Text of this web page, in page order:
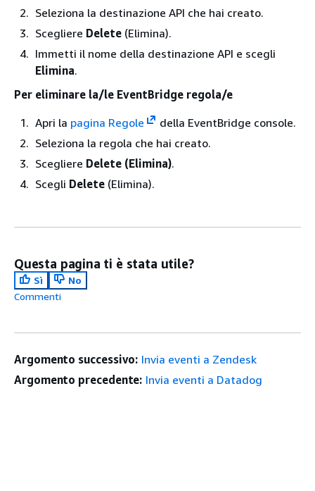
Seleziona la destinazione API che hai creato.
Scegliere Delete (Elimina).
Immetti il nome della destinazione API e scegli
Elimina.
Per eliminare la/le EventBridge regola/e
Apri la pagina Regole
della EventBridge console.
Seleziona la regola che hai creato.
Scegliere Delete (Elimina).
Scegli Delete (Elimina).
Questa pagina ti è stata utile?
Sì
No
Commenti
Argomento successivo: Invia eventi a Zendesk
Argomento precedente: Invia eventi a Datadog